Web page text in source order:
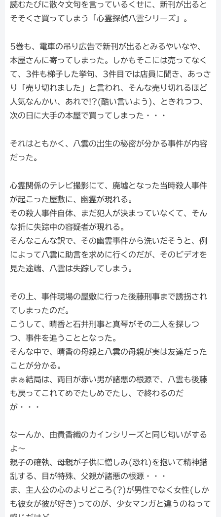
読むたびに散々文句を言っているくせに、新刊が出ると
そそくさ買ってしまう「心霊探偵八雲シリーズ」。
5巻も、電車の吊り広告で新刊が出るとみるやいなや、
本屋さんに寄ってしまった。しかもそこには売ってなく
て、3件も梯子した挙句、3件目では店員に聞き、あっさ
り「売り切れました」と言われ、そんな売り切れるほど
人気なんかい、あれで!?(酷い言いよう)、ときれつつ、
次の日に大手の本屋で買ってしまった・・・
それはともかく、八雲の出生の秘密が分かる事件が内容
だった。
心霊関係のテレビ撮影にて、廃墟となった当時殺人事件
が起こった屋敷に、幽霊が現れる。
その殺人事件自体、まだ犯人が決まっていなくて、そん
な折に失踪中の容疑者が現れる。
そんなこんな訳で、その幽霊事件から洗いだそうと、例
によって八雲に助言を求めに行くのだが、そのビデオを
見た途端、八雲は失踪してしまう。
その上、事件現場の屋敷に行った後藤刑事まで誘拐され
てしまったのだ。
こうして、晴香と石井刑事と真琴がその二人を探しつ
つ、事件を追うこととなった。
そんな中で、晴香の母親と八雲の母親が実は友達だった
ことが分かる。
まぁ結局は、両目が赤い男が諸悪の根源で、八雲も後藤
も戻ってこれてめでたしめでたし、で終わるのだ
が・・・
なーんか、由貴香織のカインシリーズと同じ匂いがする
よ～
親子の確執、母親が子供に憎しみ(恐れ)を抱いて精神錯
乱する、目が特殊、父親が諸悪の根源・・・
ま、主人公の心のよりどころ(?)が男性でなく女性(しか
も彼女が彼が好き)ってのが、少女マンガと違うのねって